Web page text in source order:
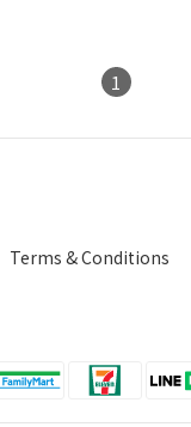
1
Terms & Conditions